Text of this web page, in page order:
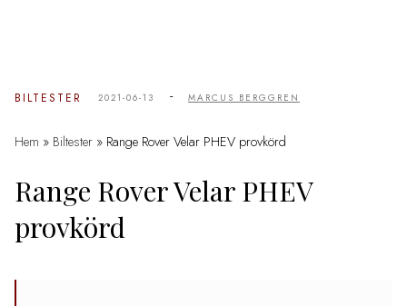
BILTESTER 2021-06-13 - MARCUS BERGGREN
Hem » Biltester » Range Rover Velar PHEV provkörd
Range Rover Velar PHEV
provkörd